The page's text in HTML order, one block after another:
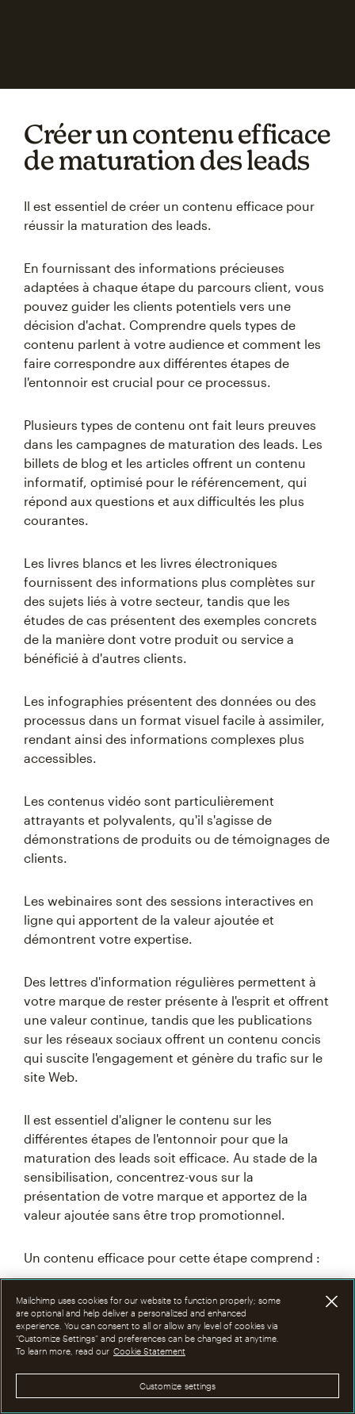
Créer un contenu efficace
de maturation des leads
Il est essentiel de créer un contenu efficace pour
réussir la maturation des leads.
En fournissant des informations précieuses
adaptées à chaque étape du parcours client, vous
pouvez guider les clients potentiels vers une
décision d'achat. Comprendre quels types de
contenu parlent à votre audience et comment les
faire correspondre aux différentes étapes de
l'entonnoir est crucial pour ce processus.
Plusieurs types de contenu ont fait leurs preuves
dans les campagnes de maturation des leads. Les
billets de blog et les articles offrent un contenu
informatif, optimisé pour le référencement, qui
répond aux questions et aux difficultés les plus
courantes.
Les livres blancs et les livres électroniques
fournissent des informations plus complètes sur
des sujets liés à votre secteur, tandis que les
études de cas présentent des exemples concrets
de la manière dont votre produit ou service a
bénéficié à d'autres clients.
Les infographies présentent des données ou des
processus dans un format visuel facile à assimiler,
rendant ainsi des informations complexes plus
accessibles.
Les contenus vidéo sont particulièrement
attrayants et polyvalents, qu'il s'agisse de
démonstrations de produits ou de témoignages de
clients.
Les webinaires sont des sessions interactives en
ligne qui apportent de la valeur ajoutée et
démontrent votre expertise.
Des lettres d'information régulières permettent à
votre marque de rester présente à l'esprit et offrent
une valeur continue, tandis que les publications
sur les réseaux sociaux offrent un contenu concis
qui suscite l'engagement et génère du trafic sur le
site Web.
Il est essentiel d'aligner le contenu sur les
différentes étapes de l'entonnoir pour que la
maturation des leads soit efficace. Au stade de la
sensibilisation, concentrez-vous sur la
présentation de votre marque et apportez de la
valeur ajoutée sans être trop promotionnel.
Un contenu efficace pour cette étape comprend :
Articles de blog sur des sujets généraux du
secteur
Infographies mettant en lumière les tendances
du secteur
Mailchimp uses cookies for our website to function properly; some
are optional and help deliver a personalized and enhanced
experience. You can consent to all or allow any level of cookies via
“Customize Settings” and preferences can be changed at anytime.
To learn more, read our Cookie Statement
Customize settings